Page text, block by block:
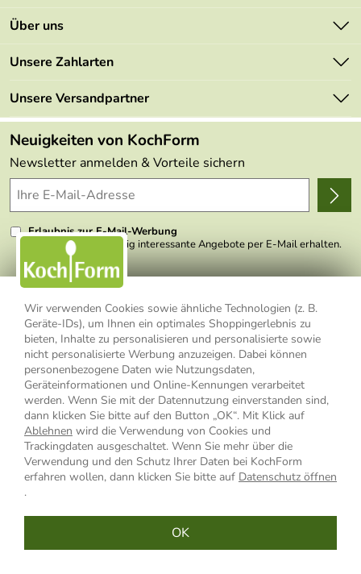
Wir verwenden Cookies sowie ähnliche Technologien (z. B.
Geräte-IDs), um Ihnen ein optimales Shoppingerlebnis zu
bieten, Inhalte zu personalisieren und personalisierte sowie
nicht personalisierte Werbung anzuzeigen. Dabei können
personenbezogene Daten wie Nutzungsdaten,
Geräteinformationen und Online-Kennungen verarbeitet
werden. Wenn Sie mit der Datennutzung einverstanden sind,
dann klicken Sie bitte auf den Button „OK“. Mit Klick auf
Ablehnen wird die Verwendung von Cookies und
Trackingdaten ausgeschaltet. Wenn Sie mehr über die
Verwendung und den Schutz Ihrer Daten bei KochForm
erfahren wollen, dann klicken Sie bitte auf Datenschutz öffnen
.
OK
Kontakt
Mehrwertsteuerfrei
Retourenportal
FAQs
Lieferbedingungen
Delivery Terms
Kundenlogin
Über uns
Marken
Angebote
Made in Germany
Themen
Wir über uns
Presse
Unsere Zahlarten
Unsere Versandpartner
Neuigkeiten von KochForm
Newsletter anmelden & Vorteile sichern
Erlaubnis zur E-Mail-Werbung
Ich möchte regelmäßig interessante Angebote per E-Mail erhalten.
Meine E-Mail-Adresse wird nicht an andere Unternehmen
weitergegeben. Zu statistischen Zwecken wird in anonymer Form
ausgewertet, welche Links im Newsletter geklickt werden. Dabei ist
Einwilligung zur Nutzung meiner E-Mail- Adresse für Werbezwecke
kann ich jederzeit mit Wirkung für die Zukunft widerrufen, indem ich
den Link "Abmelden" am Ende des Newsletters anklicke oder die
Option Newsletter im Mitgliederbereich deaktiviere. Die
Datenschutzerklärung habe ich zur Kenntnis genommen.
Mehr anzeigen ...
Impressum Datenschutzerklärung
AGB
Widerrufsbelehrung
Widerrufsformular
Vertrag widerrufen
* Alle Preisangaben inkl. MwSt., bis 49,90 € Bestellwert zzgl.
, ab 49,90 € Bestellwert inkl.
Deutschlands